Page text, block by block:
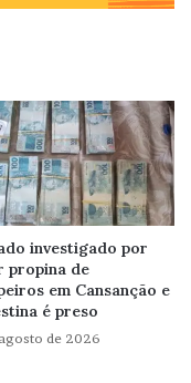
investigado por
propina de
em Cansanção e
é preso
de 2026